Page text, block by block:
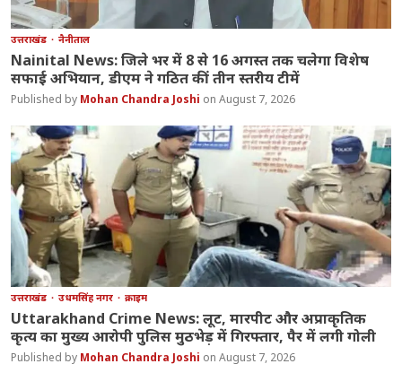
उत्तराखंड नैनीताल
Nainital News: जिले भर में 8 से 16 अगस्त तक चलेगा विशेष
सफाई अभियान, डीएम ने गठित कीं तीन स्तरीय टीमें
Mohan Chandra Joshi August 7, 2026
उत्तराखंड उधमसिंह नगर क्राइम
Uttarakhand Crime News: लूट, मारपीट और अप्राकृतिक
कृत्य का मुख्य आरोपी पुलिस मुठभेड़ में गिरफ्तार, पैर में लगी गोली
Mohan Chandra Joshi August 7, 2026